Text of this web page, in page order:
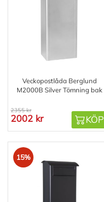
Veckopostlåda Berglund
M2000B Silver Tömning bak
2355 kr
2002 kr KÖP
15%